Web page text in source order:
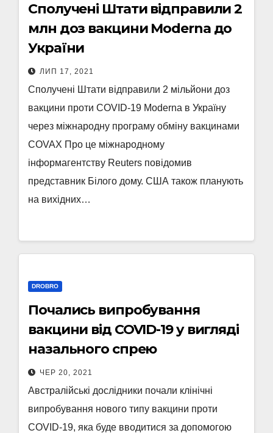
Сполучені Штати відправили 2
млн доз вакцини Moderna до
України
ЛИП 17, 2021
Сполучені Штати відправили 2 мільйони доз
вакцини проти COVID-19 Moderna в Україну
через міжнародну програму обміну вакцинами
COVAX Про це міжнародному
інформагентству Reuters повідомив
представник Білого дому. США також планують
на вихідних…
DROBRO
Почались випробування
вакцини від COVID-19 у вигляді
назального спрею
ЧЕР 20, 2021
Австралійські дослідники почали клінічні
випробування нового типу вакцини проти
COVID-19, яка буде вводитися за допомогою